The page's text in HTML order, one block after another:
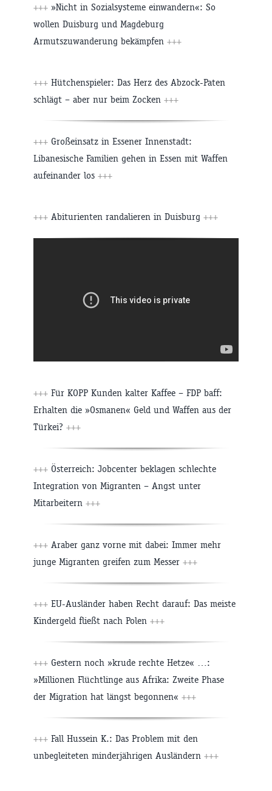
+++ »Nicht in Sozialsysteme einwandern«: So
wollen Duisburg und Magdeburg
Armutszuwanderung bekämpfen +++
+++ Hütchenspieler: Das Herz des Abzock-Paten
schlägt – aber nur beim Zocken +++
+++ Großeinsatz in Essener Innenstadt:
Libanesische Familien gehen in Essen mit Waffen
aufeinander los +++
+++ Abiturienten randalieren in Duisburg +++
+++ Für KOPP Kunden kalter Kaffee – FDP baff:
Erhalten die »Osmanen« Geld und Waffen aus der
Türkei? +++
+++ Österreich: Jobcenter beklagen schlechte
Integration von Migranten – Angst unter
Mitarbeitern +++
+++ Araber ganz vorne mit dabei: Immer mehr
junge Migranten greifen zum Messer +++
+++ EU-Ausländer haben Recht darauf: Das meiste
Kindergeld fließt nach Polen +++
+++ Gestern noch »krude rechte Hetze« …:
»Millionen Flüchtlinge aus Afrika: Zweite Phase
der Migration hat längst begonnen« +++
+++ Fall Hussein K.: Das Problem mit den
unbegleiteten minderjährigen Ausländern +++